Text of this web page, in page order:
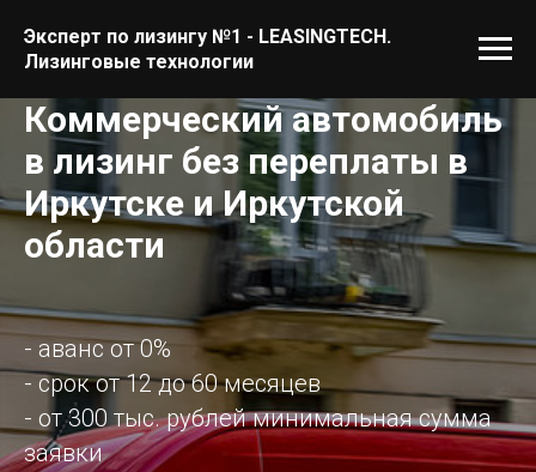
Эксперт по лизингу №1 - LEASINGTECH.
Лизинговые технологии
Коммерческий автомобиль
в лизинг без переплаты в
Иркутске и Иркутской
области
- аванс от 0%
- срок от 12 до 60 месяцев
- от 300 тыс. рублей минимальная сумма
заявки